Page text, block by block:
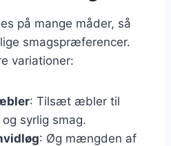
på mange måder, så
smagspræferencer.
variationer:
: Tilsæt æbler til
syrlig smag.
: Øg mængden af